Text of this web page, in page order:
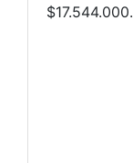
$17.544.000.